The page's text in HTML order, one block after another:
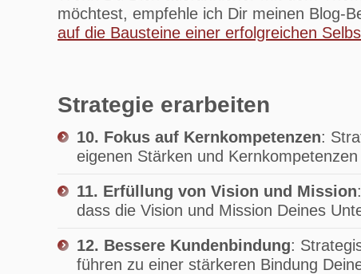
möchtest, empfehle ich Dir meinen Blog-
auf die Bausteine einer erfolgreichen
Strategie erarbeiten
10. Fokus auf Kernkompetenzen:
eigenen Stärken und
11. Erfüllung von Vision und Mission
dass die Vision und Mission Deines
12. Bessere Kundenbindung:
führen zu einer stärkeren Bindung